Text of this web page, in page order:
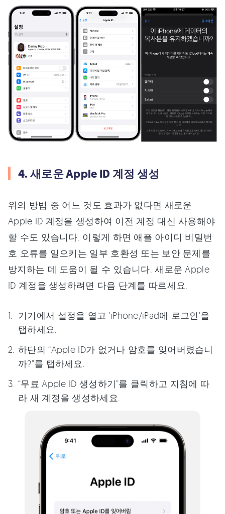
4. 새로운 Apple ID 계정 생성
위의 방법 중 어느 것도 효과가 없다면 새로운
Apple ID 계정을 생성하여 이전 계정 대신 사용해야
할 수도 있습니다. 이렇게 하면 애플 아이디 비밀번
호 오류를 일으키는 일부 호환성 또는 보안 문제를
방지하는 데 도움이 될 수 있습니다. 새로운 Apple
ID 계정을 생성하려면 다음 단계를 따르세요.
기기에서 설정을 열고 'iPhone/iPad에 로그인'을
탭하세요.
하단의 “Apple ID가 없거나 암호를 잊어버렸습니
까?”를 탭하세요.
“무료 Apple ID 생성하기”를 클릭하고 지침에 따
라 새 계정을 생성하세요.